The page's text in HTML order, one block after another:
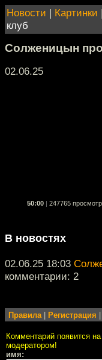
Новости | Картинки |
клуб
Солженицын
02.06.25
50:00 247765
В новостях
02.06.25 18:03
комментарии: 2
Правила| Регистрация
Комментарий появится
модератором!
имя: